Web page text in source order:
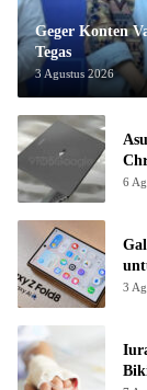
Geger Konten
Tegas
3 Agustus 2026
6
3